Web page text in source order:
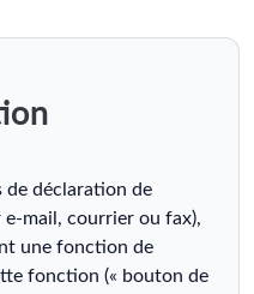
de déclaration de
mail, courrier ou fax),
une fonction de
fonction (« bouton de